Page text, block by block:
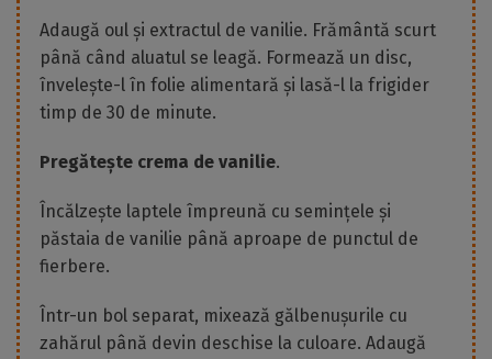
Adaugă oul și extractul de vanilie. Frământă scurt
până când aluatul se leagă. Formează un disc,
învelește-l în folie alimentară și lasă-l la frigider
timp de 30 de minute.
Pregătește crema de vanilie.
Încălzește laptele împreună cu semințele și
păstaia de vanilie până aproape de punctul de
fierbere.
Într-un bol separat, mixează gălbenușurile cu
zahărul până devin deschise la culoare. Adaugă